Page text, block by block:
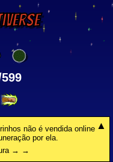
não é vendida online
por ela.
→ →